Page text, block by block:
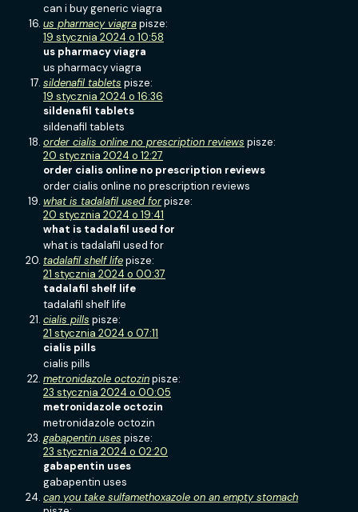
can i buy generic viagra
us pharmacy viagrapisze:
19 stycznia 2024 o 10:58
us pharmacy viagra
us pharmacy viagra
sildenafil tablets pisze:
19 stycznia 2024 o 16:36
sildenafil tablets
sildenafil tablets
order cialis online no prescription reviews pisze:
20 stycznia 2024 o 12:27
order cialis online no prescription reviews
order cialis online no prescription reviews
what is tadalafil used forpisze:
20 stycznia 2024 o 19:41
what is tadalafil used for
what is tadalafil used for
tadalafil shelf lifepisze:
21 stycznia 2024 o 00:37
tadalafil shelf life
tadalafil shelf life
cialis pills pisze:
21 stycznia 2024 o 07:11
cialis pills
cialis pills
metronidazole octozinpisze:
23 stycznia 2024 o 00:05
metronidazole octozin
metronidazole octozin
gabapentin uses pisze:
23 stycznia 2024 o 02:20
gabapentin uses
gabapentin uses
can you take sulfamethoxazole on an empty stomach